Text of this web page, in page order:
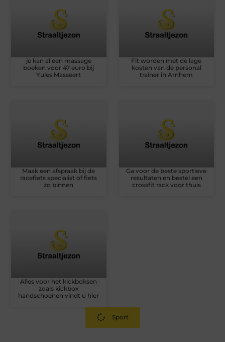
je kan al een massage
boeken voor 47 euro bij
Yules Masseert
Fit worden met de lage
kosten van de personal
trainer in Arnhem
Maak een afspraak bij de
racefiets specialist of fiets
zo binnen
Ga voor de beste sportieve
resultaten en bestel een
crossfit rack voor thuis
Alles voor het kickboksen
zoals kickbox
handschoenen vindt u hier
Sport